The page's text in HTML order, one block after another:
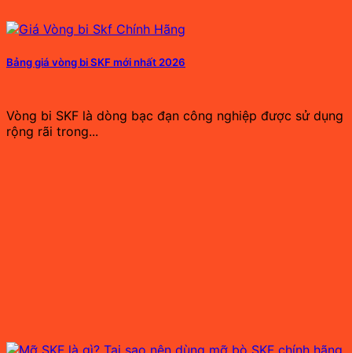
Bảng giá vòng bi SKF mới nhất 2026
Vòng bi SKF là dòng bạc đạn công nghiệp được sử dụng
rộng rãi trong...